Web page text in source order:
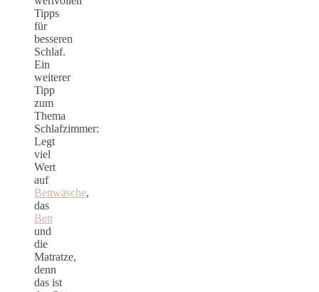
Tipps
für
besseren
Schlaf.
Ein
weiterer
Tipp
zum
Thema
Schlafzimmer:
Legt
viel
Wert
auf
Bettwäsche,
das
Bett
und
die
Matratze,
denn
das ist